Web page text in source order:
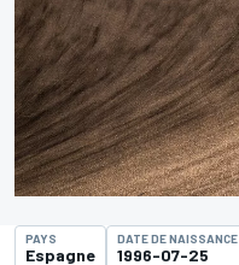
PAYS
Espagne
DATE DE NAISSANCE
1996-07-25